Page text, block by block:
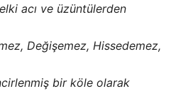
acı ve üzüntülerden
Değişemez, Hissedemez,
bir köle olarak